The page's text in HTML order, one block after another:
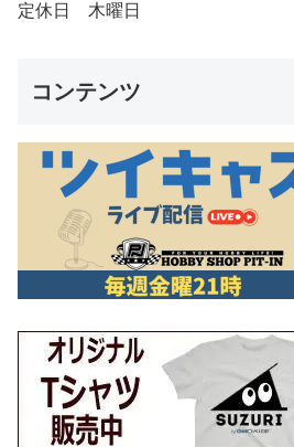
定休日 木曜日
コンテンツ